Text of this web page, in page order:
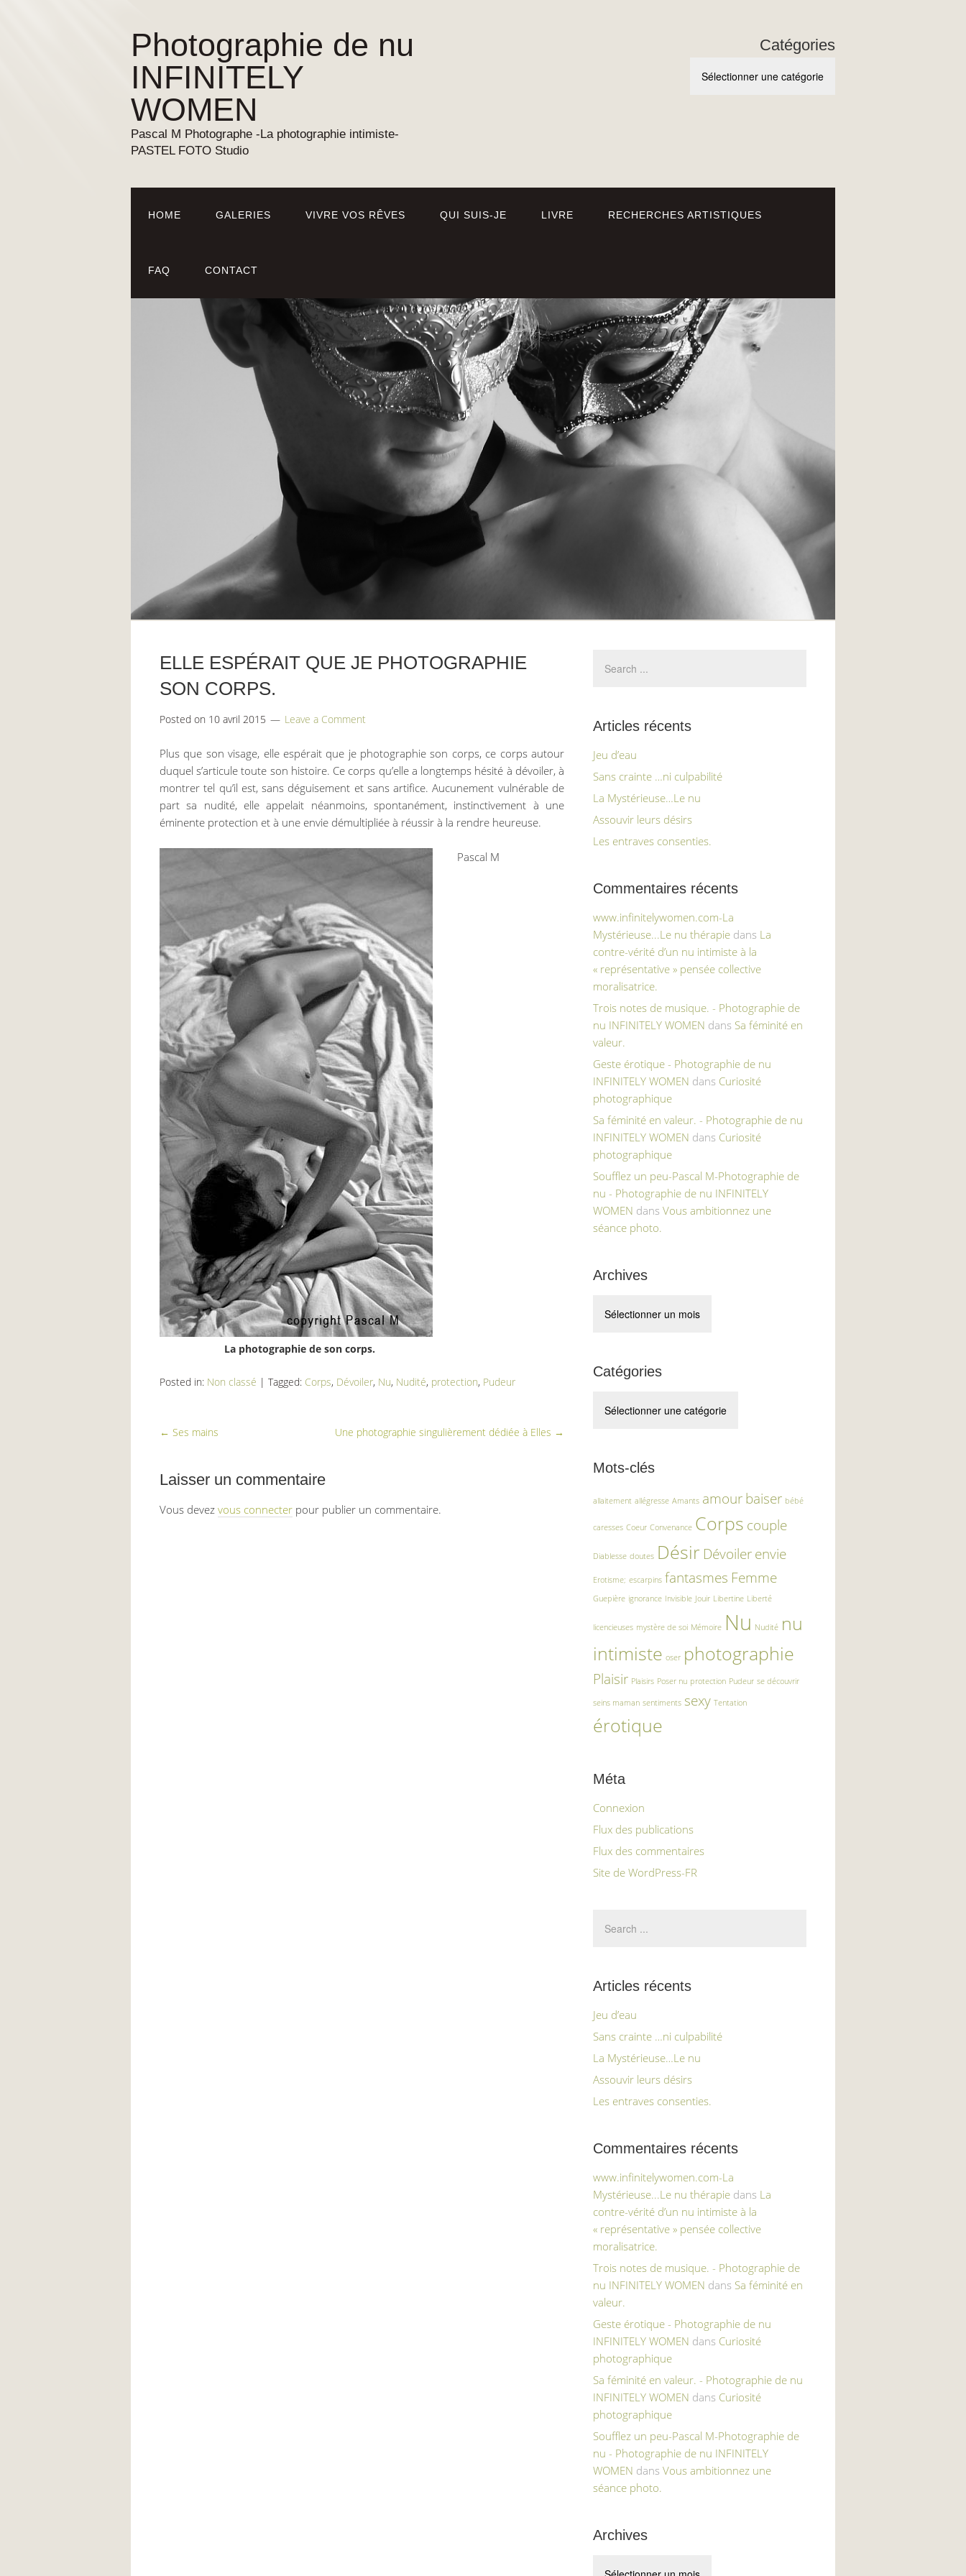
Photographie de nu
INFINITELY
WOMEN
Pascal M Photographe -La photographie intimiste-
PASTEL FOTO Studio
Catégories
HOME GALERIES VIVRE VOS RÊVES QUI SUIS-JE LIVRE RECHERCHES ARTISTIQUES
FAQ CONTACT
ELLE ESPÉRAIT QUE JE PHOTOGRAPHIE
SON CORPS.
Posted on 10 avril 2015 Leave a Comment
Plus que son visage, elle espérait que je photographie son corps, ce corps autour
duquel s’articule toute son histoire. Ce corps qu’elle a longtemps hésité à dévoiler, à
montrer tel qu’il est, sans déguisement et sans artifice. Aucunement vulnérable de
part sa nudité, elle appelait néanmoins, spontanément, instinctivement à une
éminente protection et à une envie démultipliée à réussir à la rendre heureuse.
La photographie de son corps.
Pascal M
Posted in: Non classé | Tagged: Corps, Dévoiler, Nu, Nudité, protection, Pudeur
← Ses mains Une photographie singulièrement dédiée à Elles →
Laisser un commentaire
Vous devez vous connecter pour publier un commentaire.
Articles récents
Jeu d’eau
Sans crainte …ni culpabilité
La Mystérieuse…Le nu
Assouvir leurs désirs
Les entraves consenties.
Commentaires récents
www.infinitelywomen.com-La
Mystérieuse...Le nu thérapie dans La
contre-vérité d’un nu intimiste à la
« représentative » pensée collective
moralisatrice.
Trois notes de musique. - Photographie de
nu INFINITELY WOMEN dans Sa féminité en
valeur.
Geste érotique - Photographie de nu
INFINITELY WOMEN dans Curiosité
photographique
Sa féminité en valeur. - Photographie de nu
INFINITELY WOMEN dans Curiosité
photographique
Soufflez un peu-Pascal M-Photographie de
nu - Photographie de nu INFINITELY
WOMEN dans Vous ambitionnez une
séance photo.
Archives
Catégories
Mots-clés
allaitement allégresse Amants amourbaiser bébé
caresses Coeur Convenance Corps couple
Diablesse doutes Désir Dévoilerenvie
Erotisme; escarpins fantasmes Femme
Guepière ignorance Invisible Jouir Libertine Liberté
licencieuses mystère de soi Mémoire Nu Nudité nu
intimiste oser photographie
Plaisir Plaisirs Poser nu protection Pudeur se découvrir
seins maman sentiments sexy Tentation
érotique
Méta
Connexion
Flux des publications
Flux des commentaires
Site de WordPress-FR
Articles récents
Jeu d’eau
Sans crainte …ni culpabilité
La Mystérieuse…Le nu
Assouvir leurs désirs
Les entraves consenties.
Commentaires récents
www.infinitelywomen.com-La
Mystérieuse...Le nu thérapie dans La
contre-vérité d’un nu intimiste à la
« représentative » pensée collective
moralisatrice.
Trois notes de musique. - Photographie de
nu INFINITELY WOMEN dans Sa féminité en
valeur.
Geste érotique - Photographie de nu
INFINITELY WOMEN dans Curiosité
photographique
Sa féminité en valeur. - Photographie de nu
INFINITELY WOMEN dans Curiosité
photographique
Soufflez un peu-Pascal M-Photographie de
nu - Photographie de nu INFINITELY
WOMEN dans Vous ambitionnez une
séance photo.
Archives